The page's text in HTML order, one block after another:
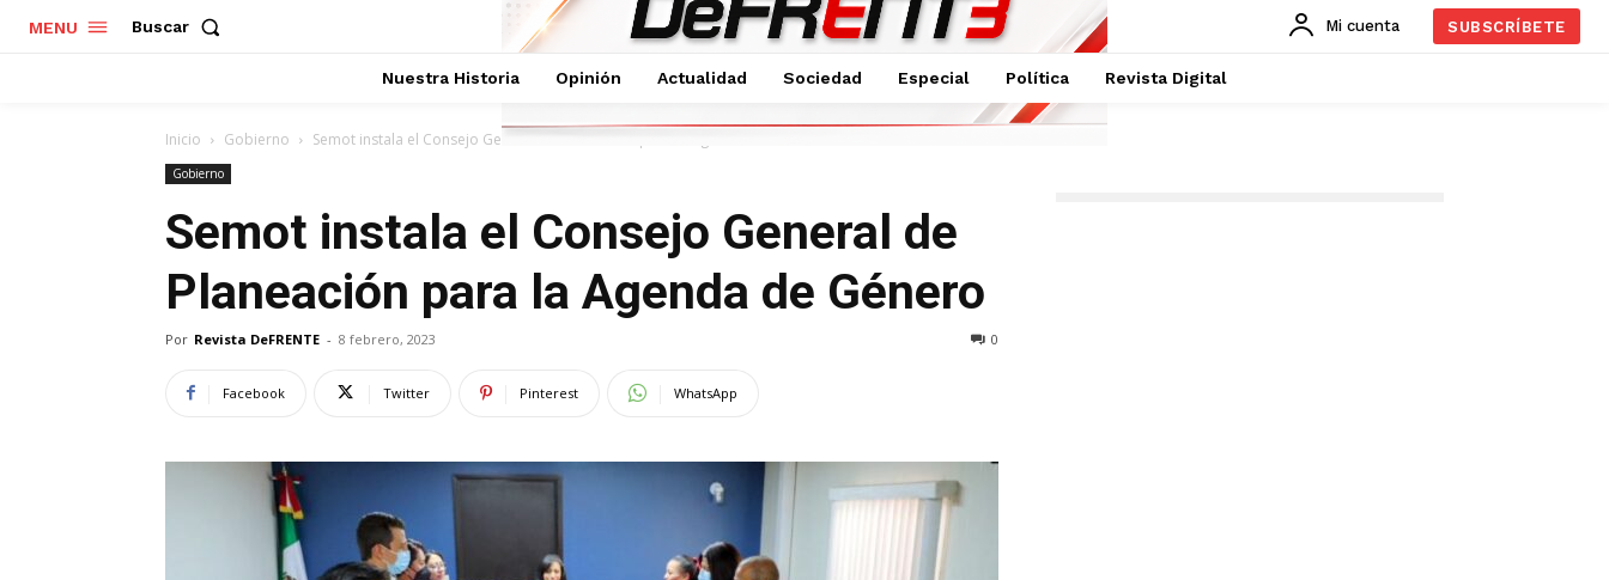
MENU Buscar Mi cuenta SUBSCRÍBETE
Nuestra Historia Opinión Actualidad Sociedad Especial Política Revista Digital
Inicio Gobierno Semot instala el Consejo General de Planeación para la Agenda de Género
Gobierno
Semot instala el Consejo General de
Planeación para la Agenda de Género
Por Revista DeFRENTE - 8 febrero, 2023 0
Facebook Twitter Pinterest WhatsApp